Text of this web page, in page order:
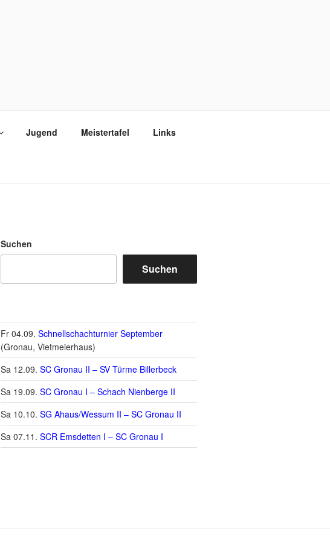
Jugend Meistertafel Links
Suchen
Suchen
Fr 04.09. Schnellschachturnier September
(Gronau, Vietmeierhaus)
Sa 12.09. SC Gronau II – SV Türme Billerbeck
Sa 19.09. SC Gronau I – Schach Nienberge II
Sa 10.10. SG Ahaus/Wessum II – SC Gronau II
Sa 07.11. SCR Emsdetten I – SC Gronau I